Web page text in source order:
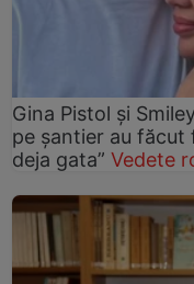
Gina Pistol și
pe șantier au făcut
deja gata” Vedete